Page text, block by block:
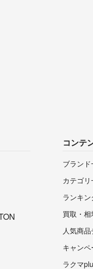
コンテ
ブラン
カテゴ
ランキン
買取・
人気商
キャン
ラクマ